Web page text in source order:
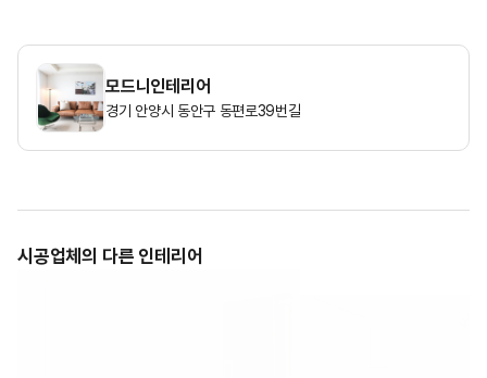
모드니인테리어
경기 안양시 동안구 동편로39번길
시공업체의 다른 인테리어